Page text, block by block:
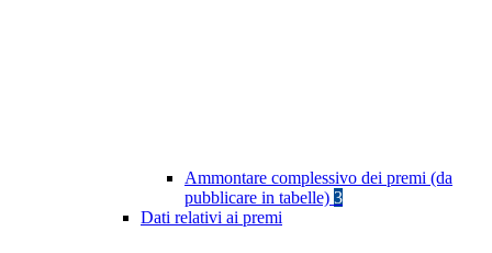
Ammontare complessivo dei premi (da
pubblicare in tabelle) 3
Dati relativi ai premi